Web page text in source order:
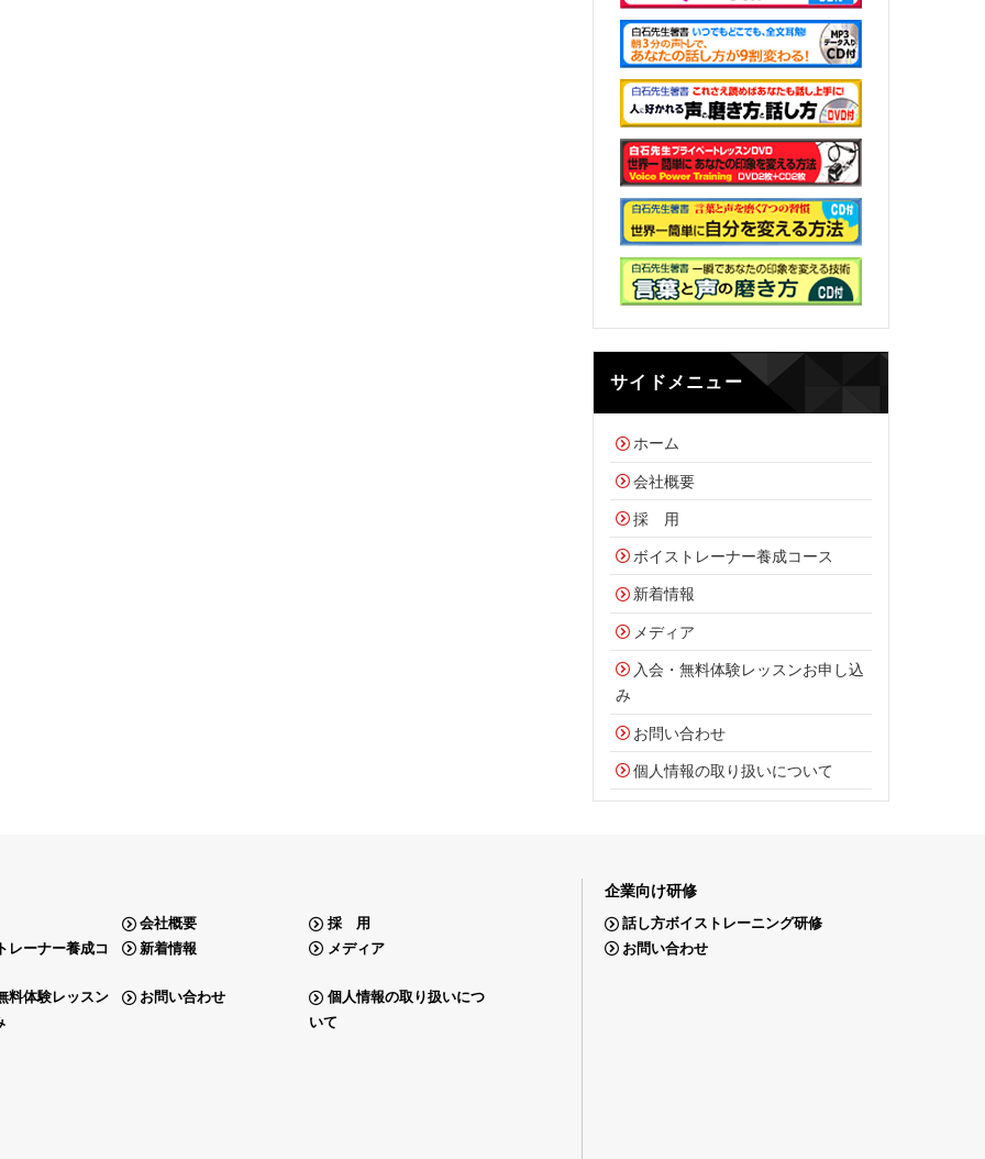
サイドメニュー
ホーム
会社概要
採 用
ボイストレーナー養成コース
新着情報
メディア
入会・無料体験レッスンお申し込
み
お問い合わせ
個人情報の取り扱いについて
会社概要
採 用
レーナー養成コ
新着情報 メディア
料体験レッスン
お問い合わせ
個人情報の取り扱いにつ
いて
企業向け研修
話し方ボイストレーニング研修
お問い合わせ